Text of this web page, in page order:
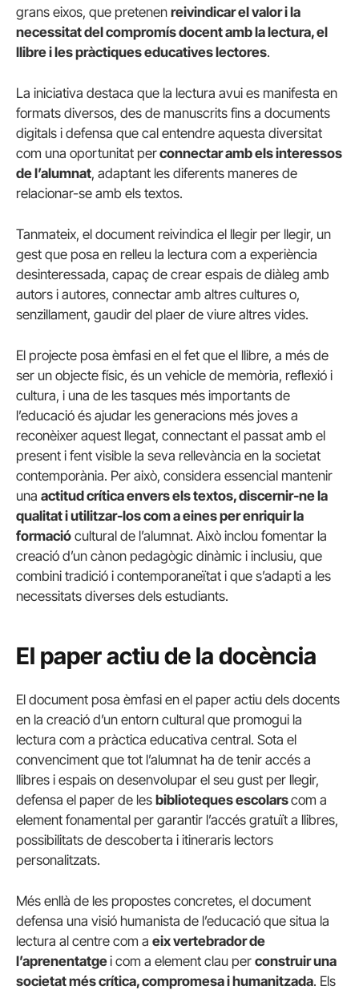
grans eixos, que pretenen reivindicar el valor i la
necessitat del compromís docent amb la lectura, el
llibre i les pràctiques educatives lectores.
La iniciativa destaca que la lectura avui es manifesta en
formats diversos, des de manuscrits fins a documents
digitals i defensa que cal entendre aquesta diversitat
com una oportunitat perconnectar amb els interessos
de l’alumnat, adaptant les diferents maneres de
relacionar-se amb els textos.
Tanmateix, el document reivindica el llegir per llegir, un
gest que posa en relleu la lectura com a experiència
desinteressada, capaç de crear espais de diàleg amb
autors i autores, connectar amb altres cultures o,
senzillament, gaudir del plaer de viure altres vides.
El projecte posa èmfasi en el fet que el llibre, a més de
ser un objecte físic, és un vehicle de memòria, reflexió i
cultura, i una de les tasques més importants de
l’educació és ajudar les generacions més joves a
reconèixer aquest llegat, connectant el passat amb el
present i fent visible la seva rellevància en la societat
contemporània. Per això, considera essencial mantenir
una actitud crítica envers els textos, discernir-ne la
qualitat i utilitzar-los com a eines per enriquir la
formació cultural de l’alumnat. Això inclou fomentar la
creació d’un cànon pedagògic dinàmic i inclusiu, que
combini tradició i contemporaneïtat i que s’adapti a les
necessitats diverses dels estudiants.
El paper actiu de la docència
El document posa èmfasi en el paper actiu dels docents
en la creació d’un entorn cultural que promogui la
lectura com a pràctica educativa central. Sota el
convenciment que tot l’alumnat ha de tenir accés a
llibres i espais on desenvolupar el seu gust per llegir,
defensa el paper de les biblioteques escolarscom a
element fonamental per garantir l’accés gratuït a llibres,
possibilitats de descoberta i itineraris lectors
personalitzats.
Més enllà de les propostes concretes, el document
defensa una visió humanista de l’educació que situa la
lectura al centre com a eix vertebrador de
l’aprenentatgei com a element clau per construir una
societat més crítica, compromesa i humanitzada. Els